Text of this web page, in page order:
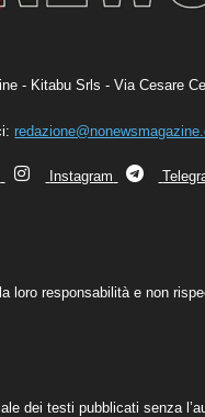
- Kitabu Srls - Via Cesare
Instagram
loro responsabilità e non
dei testi pubblicati senza